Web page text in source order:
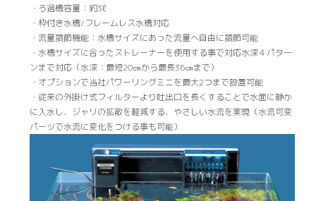
・ろ過槽容量：約3ℓ
・枠付き水槽/フレームレス水槽対応
・流量調節機能：水槽サイズにあった流量へ自由に調節可能
・水槽サイズに合ったストレーナーを使用する事で対応水深４パター
ンまで対応（水深：最短20㎝から最長36㎝まで）
・オプションで当社パワーリングミニを最大2つまで設置可能
・従来の外掛け式フィルターより吐出口を長くすることで水面に静か
に入水し、ジャリの拡散を軽減する、やさしい水流を実現（水流可変
パーツで水流に変化をつける事も可能）